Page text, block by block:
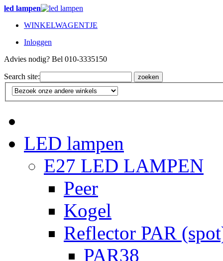
led lampen
WINKELWAGENTJE
Inloggen
Advies nodig? Bel 010-3335150
Search site: zoeken
LED lampen
E27 LED LAMPEN
Peer
Kogel
Reflector PAR
PAR38